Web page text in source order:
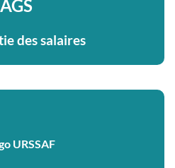
AGS
des salaires